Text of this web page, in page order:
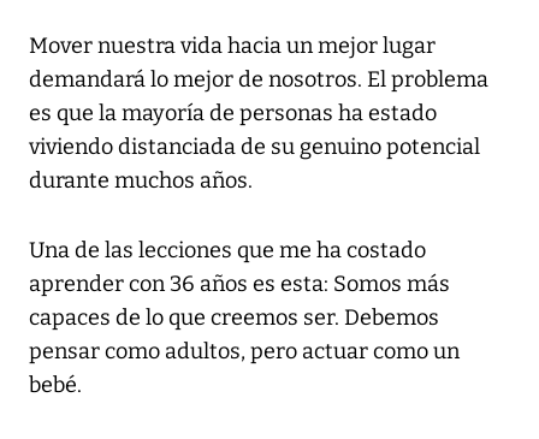
Mover nuestra vida hacia un mejor lugar
demandará lo mejor de nosotros. El problema
es que la mayoría de personas ha estado
viviendo distanciada de su genuino potencial
durante muchos años.
Una de las lecciones que me ha costado
aprender con 36 años es esta: Somos más
capaces de lo que creemos ser. Debemos
pensar como adultos, pero actuar como un
bebé.